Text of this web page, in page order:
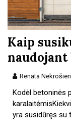
Kaip
Renata
Kodėl betoninės
yra susidūręs su